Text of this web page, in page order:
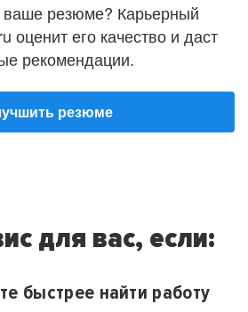
ваше резюме? Карьерный
оценит его качество и даст
рекомендации.
резюме
для вас, если:
быстрее найти работу